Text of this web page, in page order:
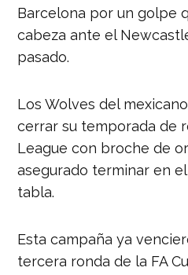
Barcelona por un golpe
cabeza ante el
pasado.
Los Wolves del
cerrar su temporada de
League con broche de
asegurado terminar en
tabla.
Esta campaña ya
tercera ronda de la FA